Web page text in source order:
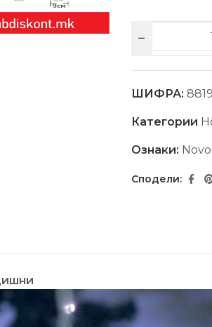
ШИФРА:
Категории
Ознаки: